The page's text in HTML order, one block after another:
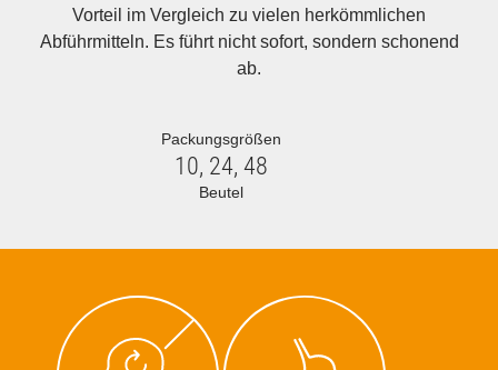
Vorteil im Vergleich zu vielen herkömmlichen
Abführmitteln. Es führt nicht sofort, sondern schonend
ab.
Packungsgrößen
10, 24, 48
Beutel